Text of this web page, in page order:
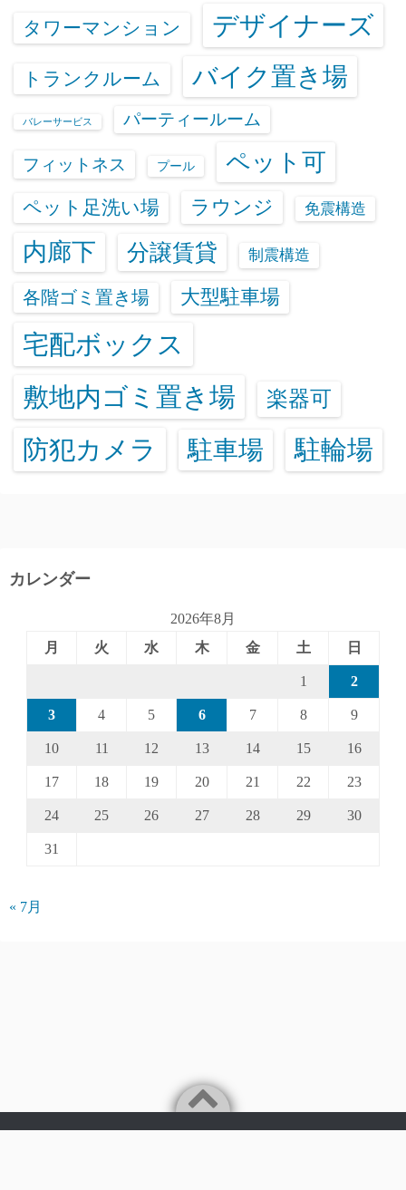
タワーマンション デザイナーズ
トランクルーム バイク置き場
バレーサービス パーティールーム
フィットネス プール ペット可
ペット足洗い場 ラウンジ 免震構造
内廊下 分譲賃貸 制震構造
各階ゴミ置き場 大型駐車場
宅配ボックス
敷地内ゴミ置き場
楽器可
防犯カメラ 駐車場 駐輪場
カレンダー
2026年8月
月
火 水 木 金 土 日
1 2
3 4 5 6 7 8 9
10 11 12 13 14 15 16
17 18 19 20 21 22 23
24 25 26 27 28 29 30
31
« 7月